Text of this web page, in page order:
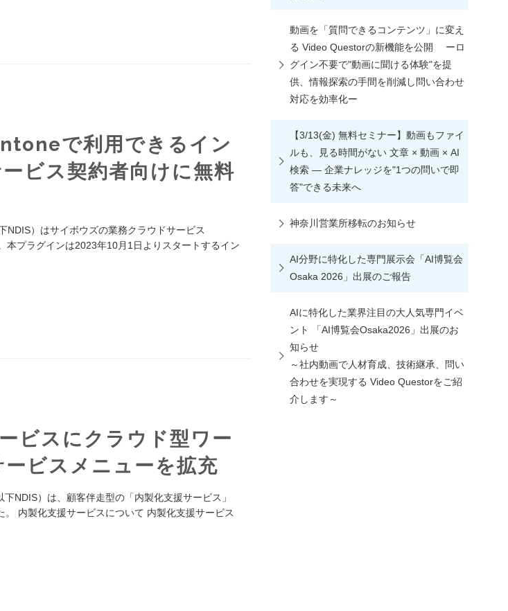
で利用できるイン
ビス契約者向けに無料
）はサイボウズの業務クラウドサービス
プラグインは2023年10月1日よりスタートするイン
ビスにクラウド型ワー
ビスメニューを拡充
）は、顧客伴走型の「内製化支援サービス」
内製化支援サービスについて 内製化支援サービス
動画を「質問できるコンテンツ」に変え
る Video Questorの新機能を公開 ーロ
グイン不要で"動画に聞ける体験"を提
供、情報探索の手間を削減し問い合わせ
対応を効率化ー
【3/13(金) 無料セミナー】動画もファイ
ルも、見る時間がない 文章 × 動画 × AI
検索 ― 企業ナレッジを"1つの問いで即
答"できる未来へ
神奈川営業所移転のお知らせ
AI分野に特化した専門展示会「AI博覧会
Osaka 2026」出展のご報告
AIに特化した業界注目の大人気専門イベ
ント 「AI博覧会Osaka2026」出展のお
知らせ
～社内動画で人材育成、技術継承、問い
合わせを実現する Video Questorをご紹
介します～